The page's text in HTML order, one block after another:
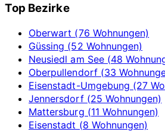
Top Bezirke
Oberwart (76 Wohnungen)
Güssing (52 Wohnungen)
Neusiedl am See (48
Oberpullendorf (33
Eisenstadt-Umgebung (27
Jennersdorf (25 Wohnungen)
Mattersburg (11 Wohnungen)
Eisenstadt (8 Wohnungen)